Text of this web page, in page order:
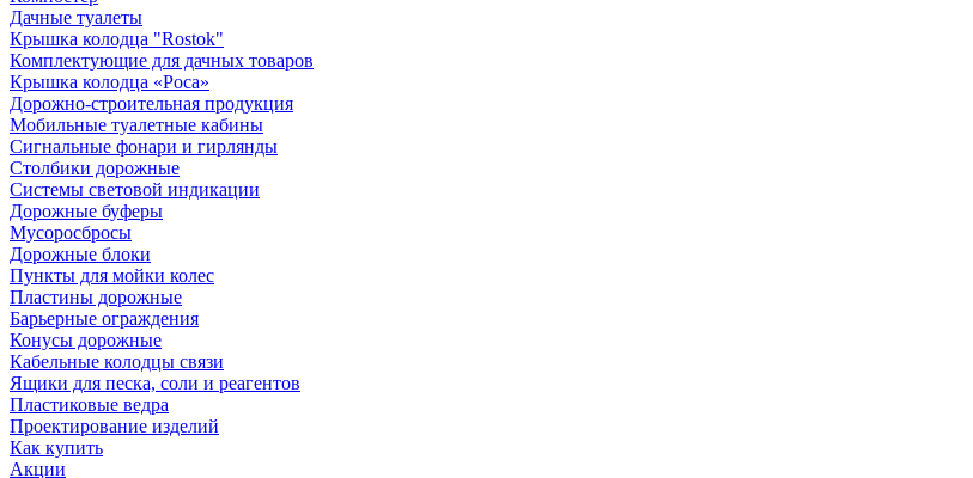
Дачные туалеты
Крышка колодца "Rostok"
Комплектующие для дачных товаров
Крышка колодца «Роса»
Дорожно-строительная продукция
Мобильные туалетные кабины
Сигнальные фонари и гирлянды
Столбики дорожные
Системы световой индикации
Дорожные буферы
Мусоросбросы
Дорожные блоки
Пункты для мойки колес
Пластины дорожные
Барьерные ограждения
Конусы дорожные
Кабельные колодцы связи
Ящики для песка, соли и реагентов
Пластиковые ведра
Проектирование изделий
Как купить
Акции